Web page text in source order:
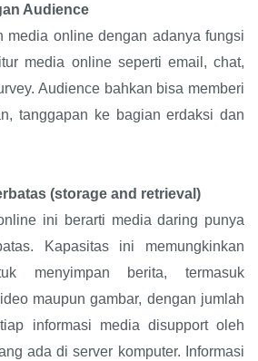
Audience
media online dengan adanya fungsi
media online seperti email, chat,
Audience bahkan bisa memberi
tanggapan ke bagian erdaksi dan
(storage and retrieval)
ini berarti media daring punya
Kapasitas ini memungkinkan
menyimpan berita, termasuk
maupun gambar, dengan jumlah
informasi media disupport oleh
ada di server komputer. Informasi